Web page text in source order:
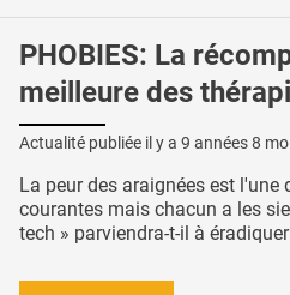
PHOBIES: La
meilleure des
Actualité publiée il y a 9 années 8
La peur des araignées est l'une
courantes mais chacun a les
tech » parviendra-t-il à